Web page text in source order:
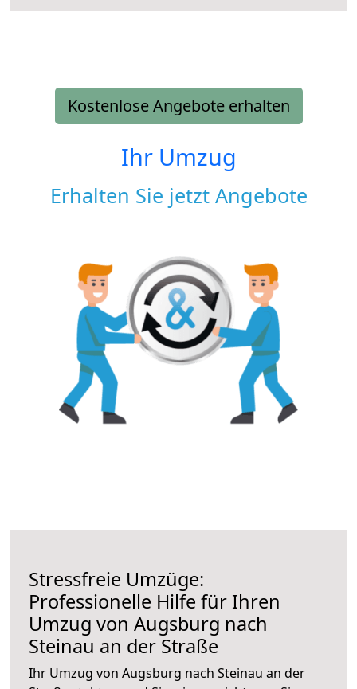
Kostenlose Angebote erhalten
Ihr Umzug
Erhalten Sie jetzt Angebote
Stressfreie Umzüge:
Professionelle Hilfe für Ihren
Umzug von Augsburg nach
Steinau an der Straße
Ihr Umzug von Augsburg nach Steinau an der